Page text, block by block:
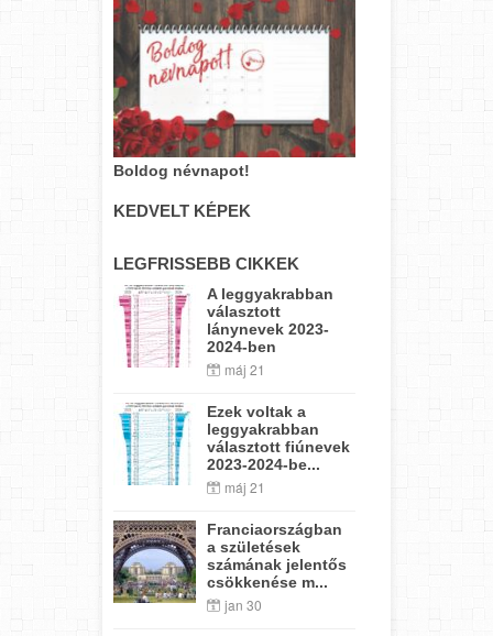
Boldog névnapot!
KEDVELT KÉPEK
LEGFRISSEBB CIKKEK
A leggyakrabban
választott
lánynevek 2023-
2024-ben
máj 21
Ezek voltak a
leggyakrabban
választott fiúnevek
2023-2024-be...
máj 21
Franciaországban
a születések
számának jelentős
csökkenése m...
jan 30